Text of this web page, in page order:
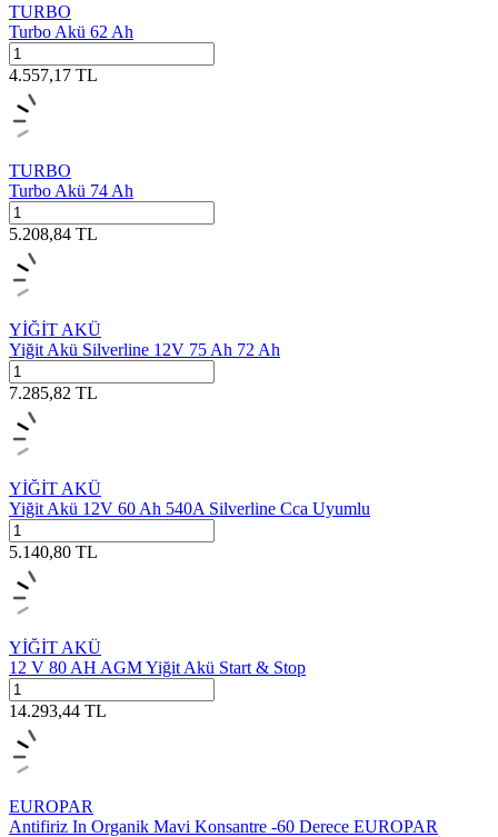
TURBO
Turbo Akü 62 Ah
4.557,17 TL
TURBO
Turbo Akü 74 Ah
5.208,84 TL
YİĞİT AKÜ
Yiğit Akü Silverline 12V 75 Ah 72 Ah
7.285,82 TL
YİĞİT AKÜ
Yiğit Akü 12V 60 Ah 540A Silverline Cca Uyumlu
5.140,80 TL
YİĞİT AKÜ
12 V 80 AH AGM Yiğit Akü Start & Stop
14.293,44 TL
EUROPAR
Antifiriz In Organik Mavi Konsantre -60 Derece EUROPAR